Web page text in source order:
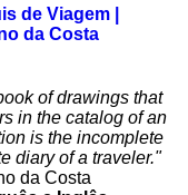
de Viagem |
da Costa
of drawings that
in the catalog of an
is the incomplete
diary of a traveler."
da Costa